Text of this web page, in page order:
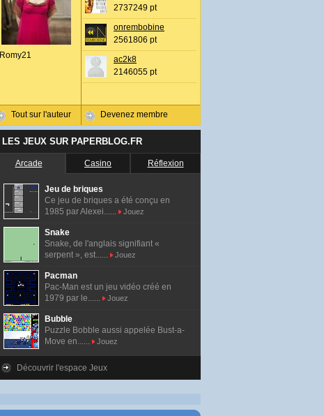
Romy21
Tout sur l'auteur
2737249 pt
onrembobine
2561806 pt
ac2k8
2146055 pt
Devenez membre
LES JEUX SUR PAPERBLOG.FR
Arcade Casino Réflexion
Jeu de briques
Ce jeu de briques a été conçu en
1985 par Alexei......
Jouez
Snake
Snake, de l'anglais signifiant «
serpent », est......
Jouez
Pacman
Pac-Man est un jeu vidéo créé en
1979 par le......
Jouez
Bubble
Puzzle Bobble aussi appelée Bust-a-
Move en......
Jouez
Découvrir l'espace Jeux